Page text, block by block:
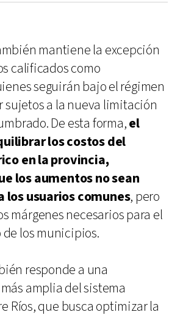
mantiene la excepción
calificados como
seguirán bajo el régimen
sujetos a la nueva limitación
De esta forma,el
los costos del
en la provincia,
los aumentos no sean
los usuarios comunes, pero
márgenes necesarios para el
los municipios.
responde a una
amplia del sistema
Ríos, que busca optimizar la